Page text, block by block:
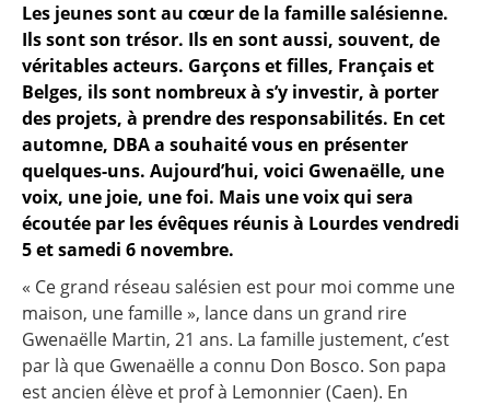
Les jeunes sont au cœur de la famille salésienne.
Ils sont son trésor. Ils en sont aussi, souvent, de
véritables acteurs. Garçons et filles, Français et
Belges, ils sont nombreux à s’y investir, à porter
des projets, à prendre des responsabilités. En cet
automne, DBA a souhaité vous en présenter
quelques-uns. Aujourd’hui, voici Gwenaëlle, une
voix, une joie, une foi. Mais une voix qui sera
écoutée par les évêques réunis à Lourdes vendredi
5 et samedi 6 novembre.
« Ce grand réseau salésien est pour moi comme une
maison, une famille », lance dans un grand rire
Gwenaëlle Martin, 21 ans. La famille justement, c’est
par là que Gwenaëlle a connu Don Bosco. Son papa
est ancien élève et prof à Lemonnier (Caen). En